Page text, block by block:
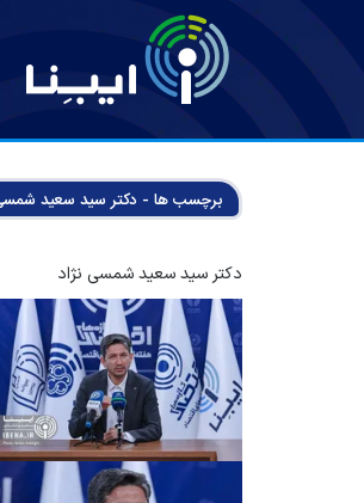
برچسب ها - دکتر سید سعید
دکتر سید سعید شمسی نژاد